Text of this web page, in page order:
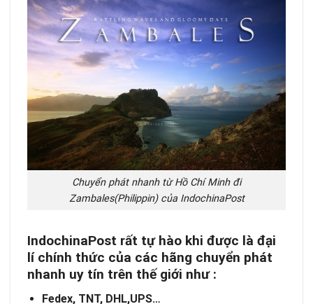
Chuyển phát nhanh từ Hồ Chí Minh đi
Zambales(Philippin) của IndochinaPost
IndochinaPost rất tự hào khi được là đại
lí chính thức của các hãng chuyển phát
nhanh uy tín trên thế giới như :
Fedex, TNT, DHL,UPS…